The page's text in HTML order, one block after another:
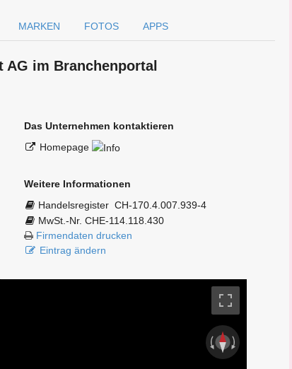
MARKEN FOTOS APPS
AG im Branchen­portal
Das Unternehmen kontaktieren
Homepage
Weitere Informationen
Handelsregister CH-170.4.007.939-4
MwSt.-Nr. CHE-114.118.430
Firmendaten drucken
Eintrag ändern